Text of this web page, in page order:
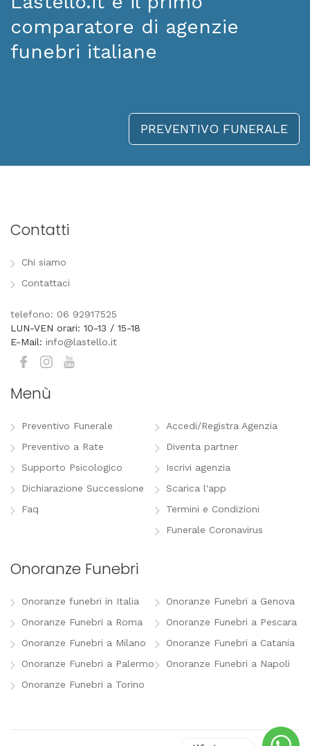
comparatore di agenzie
funebri italiane
PREVENTIVO FUNERALE
Contatti
Chi siamo
Contattaci
telefono: 06 92917525
LUN-VEN orari: 10-13 / 15-18
E-Mail: info@lastello.it
Menù
Preventivo Funerale
Preventivo a Rate
Supporto Psicologico
Dichiarazione Successione
Faq
Accedi/Registra Agenzia
Diventa partner
Iscrivi agenzia
Scarica l'app
Termini e Condizioni
Funerale Coronavirus
Onoranze Funebri
Onoranze funebri in Italia
Onoranze Funebri a Roma
Onoranze Funebri a Milano
Onoranze Funebri a Palermo
Onoranze Funebri a Torino
Onoranze Funebri a Genova
Onoranze Funebri a Pescara
Onoranze Funebri a Catania
Onoranze Funebri a Napoli